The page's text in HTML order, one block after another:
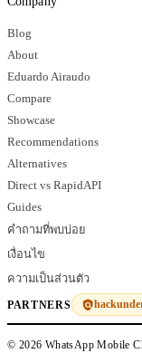
Blog
About
Eduardo Airaudo
Compare
Showcase
Recommendations
Alternatives
Direct vs RapidAPI
Guides
คำถามที่พบบ่อย
เงื่อนไข
ความเป็นส่วนตัว
PARTNERS
© 2026 WhatsApp Mobile